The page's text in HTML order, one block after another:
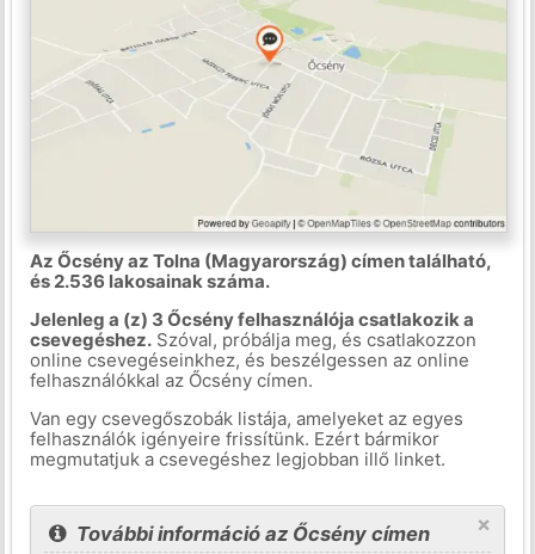
Az Őcsény az Tolna (Magyarország) címen található,
és 2.536 lakosainak száma.
Jelenleg a (z) 3 Őcsény felhasználója csatlakozik a
csevegéshez.Szóval, próbálja meg, és csatlakozzon
online csevegéseinkhez, és beszélgessen az online
felhasználókkal az Őcsény címen.
Van egy csevegőszobák listája, amelyeket az egyes
felhasználók igényeire frissítünk. Ezért bármikor
megmutatjuk a csevegéshez legjobban illő linket.
×
További információ az Őcsény címen